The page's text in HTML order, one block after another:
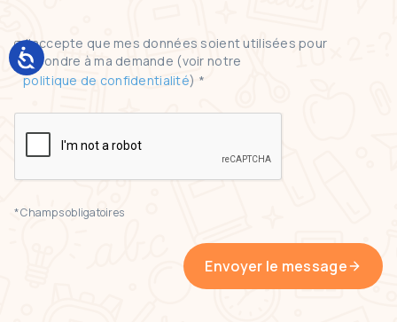
J'accepte que mes données soient utilisées pour
répondre à ma demande (voir notre
politique de confidentialité) *
* Champs obligatoires
Envoyer le message